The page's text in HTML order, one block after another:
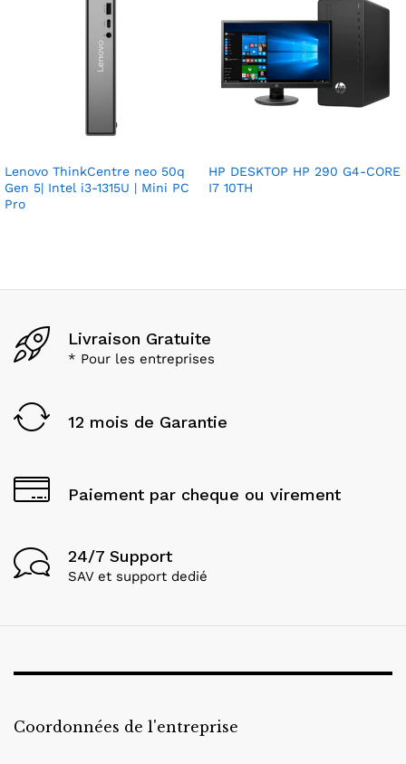
Lenovo ThinkCentre neo 50q
Gen 5| Intel i3-1315U | Mini PC
Pro
HP DESKTOP HP 290 G4-CORE
I7 10TH
Livraison Gratuite
* Pour les entreprises
12 mois de Garantie
Paiement par cheque ou virement
24/7 Support
SAV et support dedié
Coordonnées de l'entreprise